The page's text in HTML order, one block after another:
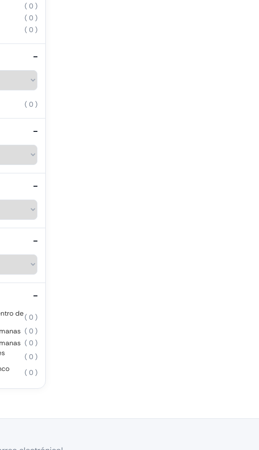
( 0 )
( 0 )
( 0 )
( 0 )
de( 0 )
( 0 )
( 0 )
( 0 )
( 0 )